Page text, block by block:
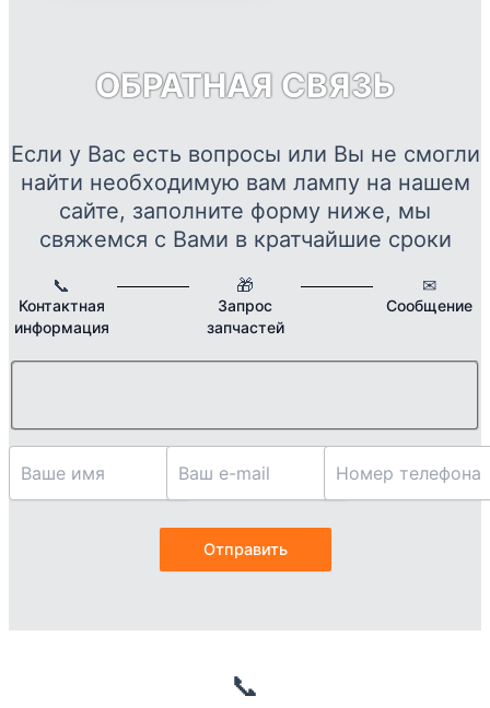
ОБРАТНАЯ СВЯЗЬ
Если у Вас есть вопросы или Вы не смогли
найти необходимую вам лампу на нашем
сайте, заполните форму ниже, мы
свяжемся с Вами в кратчайшие сроки
📞
Контактная
информация
🎁
Запрос
запчастей
✉
Сообщение
📞